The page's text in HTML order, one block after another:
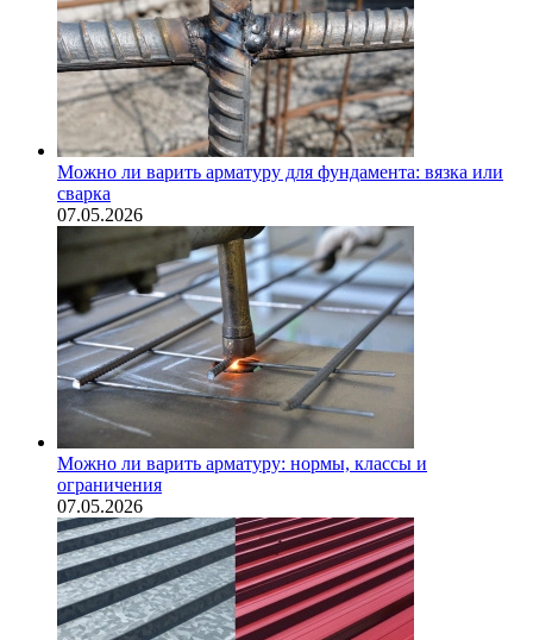
Можно ли варить арматуру для фундамента: вязка или
сварка
07.05.2026
Можно ли варить арматуру: нормы, классы и
ограничения
07.05.2026